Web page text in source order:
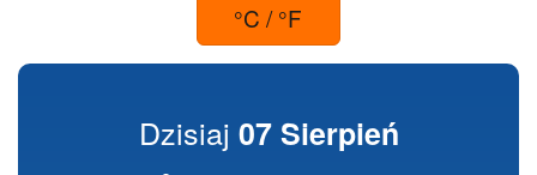
°C / °F
Dzisiaj 07 Sierpień